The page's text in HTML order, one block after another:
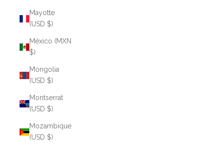
Mayotte
(USD $)
México (MXN
$)
Mongolia
(USD $)
Montserrat
(USD $)
Mozambique
(USD $)